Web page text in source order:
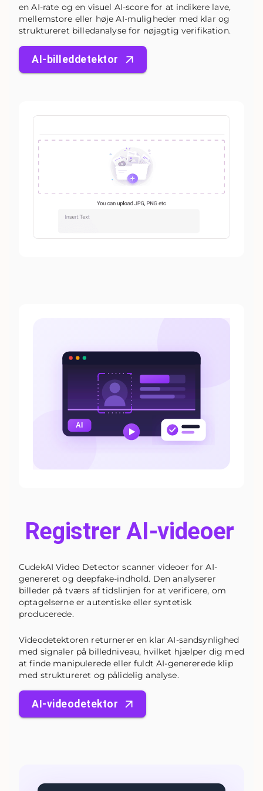
en AI-rate og en visuel AI-score for at indikere lave,
mellemstore eller høje AI-muligheder med klar og
struktureret billedanalyse for nøjagtig verifikation.
AI-billeddetektor
Registrer AI-videoer
CudekAI Video Detector scanner videoer for AI-
genereret og deepfake-indhold. Den analyserer
billeder på tværs af tidslinjen for at verificere, om
optagelserne er autentiske eller syntetisk
producerede.
Videodetektoren returnerer en klar AI-sandsynlighed
med signaler på billedniveau, hvilket hjælper dig med
at finde manipulerede eller fuldt AI-genererede klip
med struktureret og pålidelig analyse.
AI-videodetektor